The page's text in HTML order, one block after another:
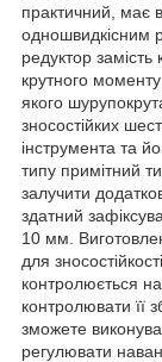
практичний, має
одношвидкісним
редуктор
крутного
якого
зносостійких
інструмента та
типу примітний
залучити
здатний
10 мм.
для
контролюється
контролювати її
зможете
регулювати